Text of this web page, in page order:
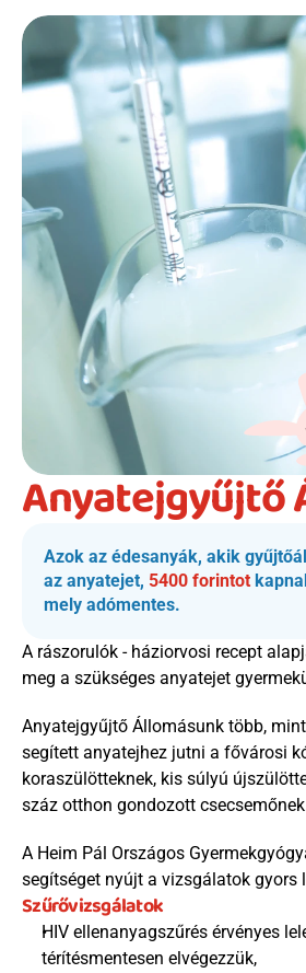
Anyatejgyűjtő
Azok az édesanyák, akik
az anyatejet, 5400 forintot
mely adómentes.
A rászorulók - háziorvosi recept
meg a szükséges anyatejet
Anyatejgyűjtő Állomásunk több,
segített anyatejhez jutni a fővárosi
koraszülötteknek, kis súlyú
száz otthon gondozott
A Heim Pál Országos
segítséget nyújt a vizsgálatok gyors
Szűrővizsgálatok
HIV ellenanyagszűrés érvényes
térítésmentesen elvégezzük,